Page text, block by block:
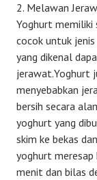
2. Melawan
Yoghurt memiliki
cocok untuk
yang dikenal
jerawat.Yoghurt
menyebabkan
bersih secara
yoghurt yang
skim ke bekas
yoghurt
menit dan bilas